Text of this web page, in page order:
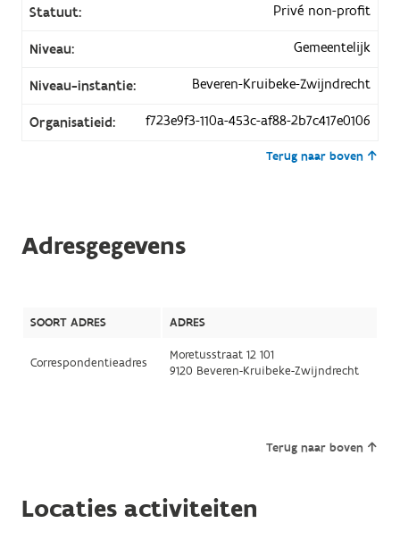
Statuut:
Privé non-profit
Niveau: Gemeentelijk
Niveau-instantie: Beveren-Kruibeke-Zwijndrecht
Organisatieid: f723e9f3-110a-453c-af88-2b7c417e0106
Terug naar boven
Adresgegevens
SOORT ADRES ADRES
Correspondentieadres
Moretusstraat 12 101
9120 Beveren-Kruibeke-Zwijndrecht
Terug naar boven
Locaties activiteiten